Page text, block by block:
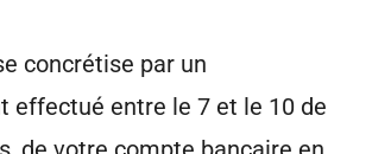
concrétise par un
effectué entre le 7 et le 10 de